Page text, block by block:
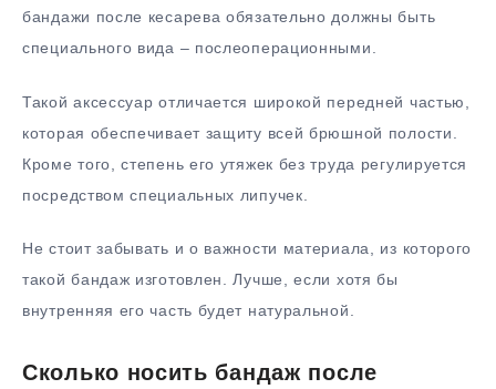
бандажи после кесарева обязательно должны быть
специального вида – послеоперационными.
Такой аксессуар отличается широкой передней частью,
которая обеспечивает защиту всей брюшной полости.
Кроме того, степень его утяжек без труда регулируется
посредством специальных липучек.
Не стоит забывать и о важности материала, из которого
такой бандаж изготовлен. Лучше, если хотя бы
внутренняя его часть будет натуральной.
Сколько носить бандаж после